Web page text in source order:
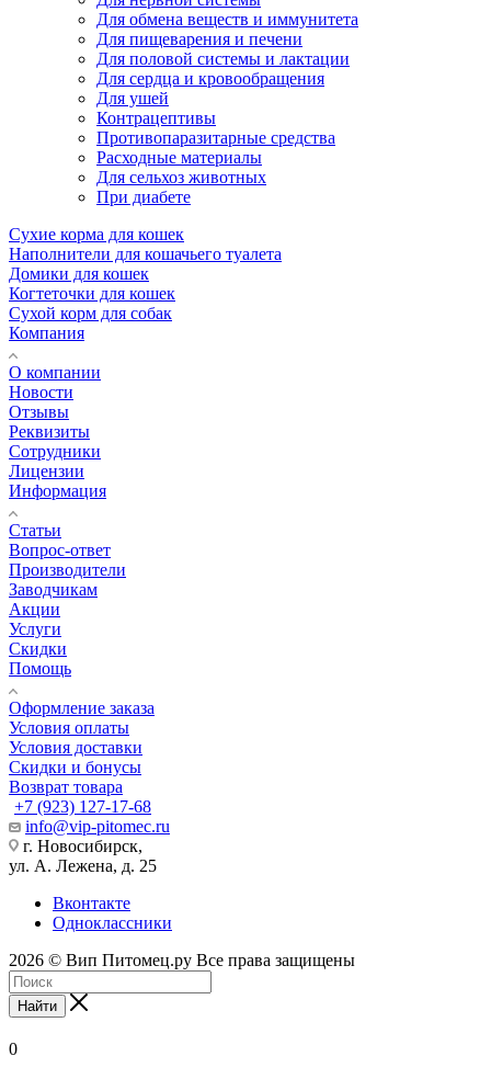
Для обмена веществ и иммунитета
Для пищеварения и печени
Для половой системы и лактации
Для сердца и кровообращения
Для ушей
Контрацептивы
Противопаразитарные средства
Расходные материалы
Для сельхоз животных
При диабете
Сухие корма для кошек
Наполнители для кошачьего туалета
Домики для кошек
Когтеточки для кошек
Сухой корм для собак
Компания
О компании
Новости
Отзывы
Реквизиты
Сотрудники
Лицензии
Информация
Статьи
Вопрос-ответ
Производители
Заводчикам
Акции
Услуги
Скидки
Помощь
Оформление заказа
Условия оплаты
Условия доставки
Скидки и бонусы
Возврат товара
+7 (923) 127-17-68
info@vip-pitomec.ru
г. Новосибирск,
ул. А. Лежена, д. 25
Вконтакте
Одноклассники
2026 © Вип Питомец.ру Все права защищены
Найти
0